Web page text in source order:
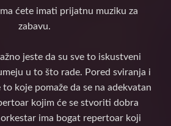
ćete imati prijatnu muziku za
zabavu.
jeste da su sve to iskustveni
u to što rade. Pored sviranja i
koje pomaže da se na adekvatan
kojim će se stvoriti dobra
ima bogat repertoar koji